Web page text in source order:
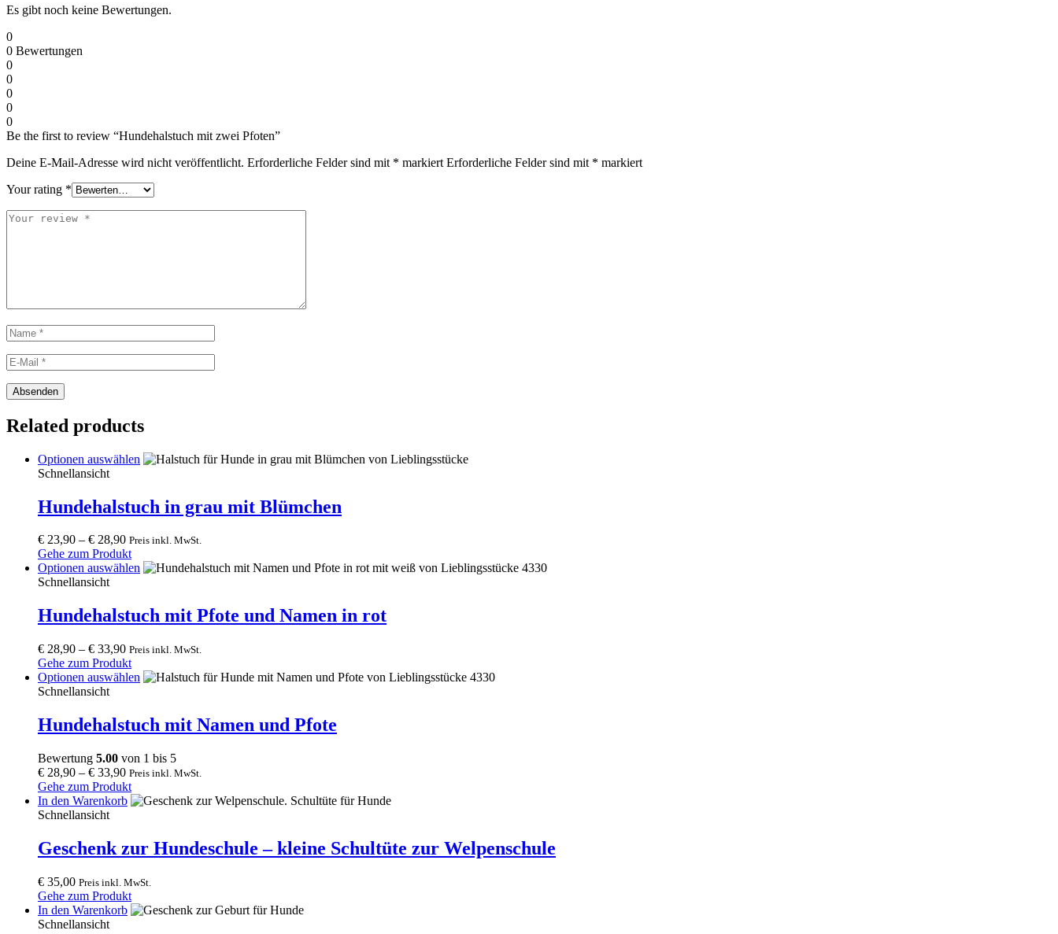
Es gibt noch keine Bewertungen.
0
0 Bewertungen
0
0
0
0
0
Be the first to review “Hundehalstuch mit zwei Pfoten”
Deine E-Mail-Adresse wird nicht veröffentlicht. Erforderliche Felder sind mit * markiert Erforderliche Felder sind mit * markiert
Your rating *
Related products
Optionen auswählen This
multiple
variants.
options
be
the
product
Schnellansicht
Hundehalstuch in grau mit Blümchen
€ 23,90 – € 28,90 Preis inkl. MwSt.
Gehe zum Produkt
Optionen auswählen This
multiple
variants.
options
be
the
product
page
Schnellansicht
Hundehalstuch mit Pfote und Namen in rot
€ 28,90 – € 33,90 Preis inkl. MwSt.
Gehe zum Produkt
Optionen auswählen This
multiple
variants.
options
may
chosen
product
page
Schnellansicht
Hundehalstuch mit Namen und Pfote
Bewertung 5.00 von 1 bis 5
€ 28,90 – € 33,90 Preis inkl. MwSt.
Gehe zum Produkt
In den Warenkorb
Schnellansicht
Geschenk zur Hundeschule – kleine Schultüte zur Welpenschule
€ 35,00 Preis inkl. MwSt.
Gehe zum Produkt
In den Warenkorb
Schnellansicht